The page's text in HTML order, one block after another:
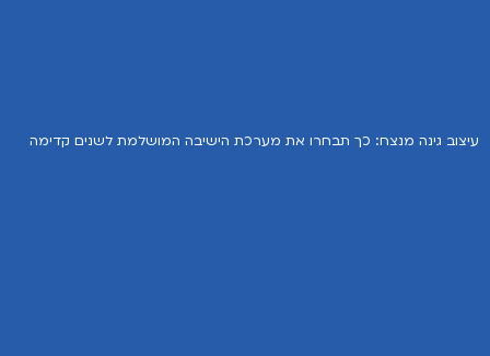
עיצוב גינה מנצח: כך תבחרו את מערכת הישיבה המושלמת לשנים קדימה